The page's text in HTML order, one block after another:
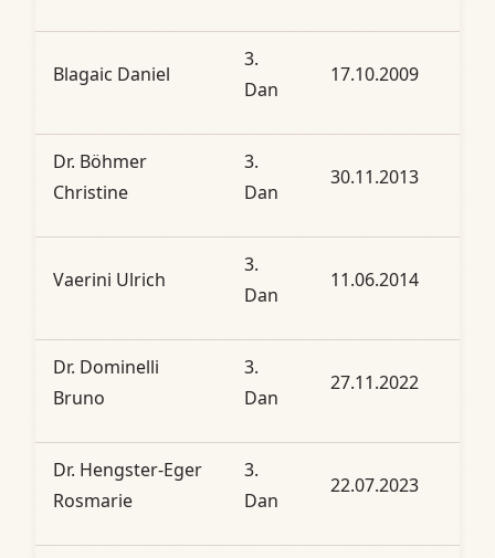
Blagaic Daniel
3.
Dan
17.10.2009
Dr. Böhmer
Christine
3.
Dan
30.11.2013
Vaerini Ulrich
3.
Dan
11.06.2014
Dr. Dominelli
Bruno
3.
Dan
27.11.2022
Dr. Hengster-Eger
Rosmarie
3.
Dan
22.07.2023